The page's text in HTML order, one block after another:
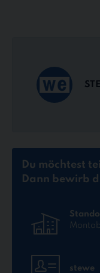
Du möchtest
Dann bewirb
stewe